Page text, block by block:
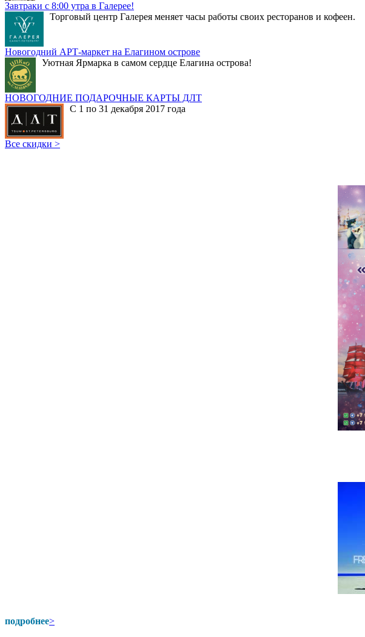
Завтраки с 8:00 утра в Галерее!
Торговый центр Галерея меняет часы работы своих ресторанов и кофеен.
Новогодний АРТ-маркет на Елагином острове
Уютная Ярмарка в самом сердце Елагина острова!
НОВОГОДНИЕ ПОДАРОЧНЫЕ КАРТЫ ДЛТ
С 1 по 31 декабря 2017 года
Все скидки >
подробнее>